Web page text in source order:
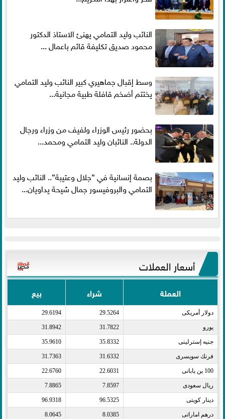
النائب وليد التمامي يهنئ الاستاذ الدكتور
محمود صديق تكليفة قائم باعمال ...
وسط إقبال جماهيري كبير النائب وليد التمامي
يختتم أضخم قافلة طبية مجانية...
بحضور رئيس الوزراء ولفيف من وزراء ورجال
الدولة.. النائبان وليد التمامي ومحمد...
بصمة إنسانية في ”جلال وعتيبة”.. النائب وليد
التمامي والبروفيسور جمال شيحة يداويان...
أسعار العملات
العملة شراء بيع
دولار أمريكى​ 29.5264
29.6194
يورو​ 31.7822
31.8942
جنيه إسترلينى​ 35.8332
35.9610
فرنك سويسرى​ 31.6332
31.7363
100 ين يابانى​ 22.6031
22.6760
ريال سعودى​ 7.8597
7.8865
دينار كويتى​ 96.5325
96.9318
درهم اماراتى​ 8.0385
8.0645